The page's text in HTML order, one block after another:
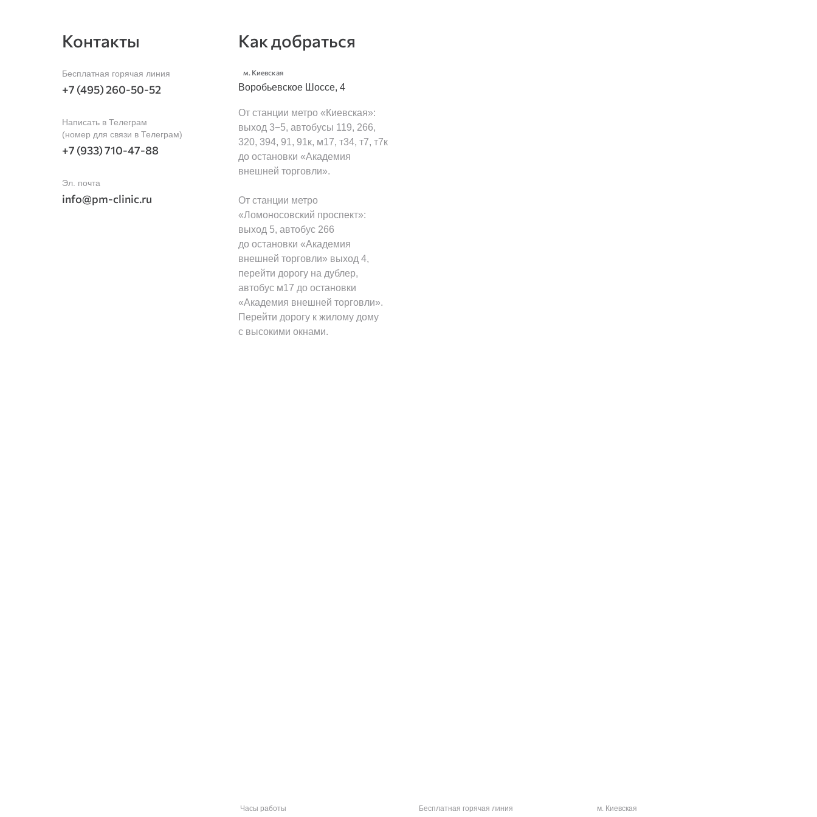
Контакты
Бесплатная горячая линия
+7 (495) 260-50-52
Написать в Телеграм
(номер для связи в Телеграм)
+7 (933) 710-47-88
Эл. почта
info@pm-clinic.ru
Как добраться
м. Киевская
Воробьевское Шоссе, 4
От станции метро «Киевская»:
выход 3−5, автобусы 119, 266,
320, 394, 91, 91к, м17, т34, т7, т7к
до остановки «Академия
внешней торговли».
От станции метро
«Ломоносовский проспект»:
выход 5, автобус 266
до остановки «Академия
внешней торговли» выход 4,
перейти дорогу на дублер,
автобус м17 до остановки
«Академия внешней торговли».
Перейти дорогу к жилому дому
с высокими окнами.
Часы работы Бесплатная горячая линия м. Киевская